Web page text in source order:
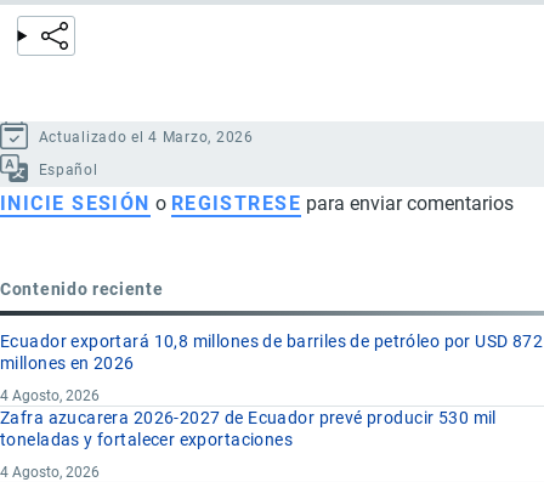
Actualizado el 4 Marzo, 2026
Español
INICIE SESIÓN o REGISTRESE para enviar comentarios
Contenido reciente
Ecuador exportará 10,8 millones de barriles de petróleo por USD 872
millones en 2026
4 Agosto, 2026
Zafra azucarera 2026-2027 de Ecuador prevé producir 530 mil
toneladas y fortalecer exportaciones
4 Agosto, 2026